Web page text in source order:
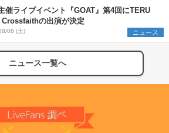
催ライブイベント『GOAT』第4回にTERU
の出演が決定
08 (土) ニュース
ニュース一覧へ